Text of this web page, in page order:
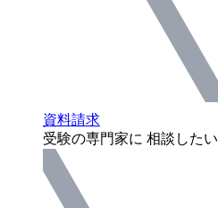
資料請求
受験の専門家に 相談したい